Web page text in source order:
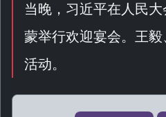
当晚，习近平在人民
蒙举行欢迎宴会。王
活动。